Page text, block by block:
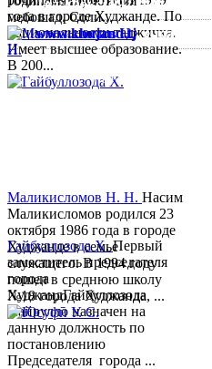
года в городе Худжанде. По
национальности таджичка.
Имеет высшее образование.
В 200...
Гайбуллозода Х.Первый
заместитель председателя
города
ХуджандГайбуллозода
Хайрулло назначен на
данную должность по
постановлению
Председателя города ...
мебошад. Соли...
Маликисломов Н. Н. Насим
Маликисломов родился 23
октября 1986 года в городе
Худжанде в семье
служащего. В 1994 году
пошел в среднюю школу
№18 города Худжанда, ...
Тел:/Факс:992 3422 6-02-
www.khujand.tj, e-mail:
© 2013-2018 Разработчик и